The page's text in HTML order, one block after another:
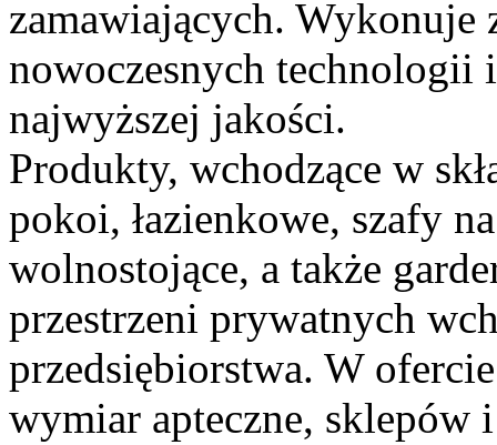
zamawiających. Wykonuje
nowoczesnych technologii
najwyższej jakości.
Produkty, wchodzące w
pokoi, łazienkowe, szafy
wolnostojące, a także
przestrzeni prywatnych
przedsiębiorstwa. W
wymiar apteczne, sklepów